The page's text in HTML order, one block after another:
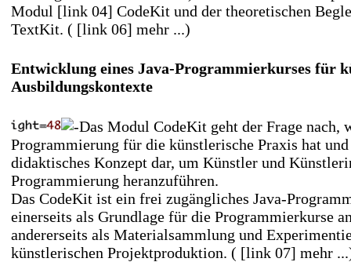
Modul [link 04] CodeKit und der theoretischen
TextKit. ( [link 06] mehr ...)
Entwicklung eines Java-Programmierkurses für
Ausbildungskontexte
Das Modul CodeKit geht der Frage nach,
Programmierung für die künstlerische Praxis hat
didaktisches Konzept dar, um Künstler und
Programmierung heranzuführen.
Das CodeKit ist ein frei zugängliches Java-
einerseits als Grundlage für die Programmierkurse
andererseits als Materialsammlung und
künstlerischen Projektproduktion. ( [link 07] mehr ...